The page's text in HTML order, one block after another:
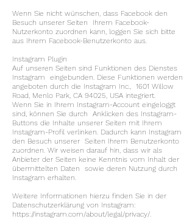
Wenn Sie nicht wünschen, dass Facebook den
Besuch unserer Seiten Ihrem Facebook-
Nutzerkonto zuordnen kann, loggen Sie sich bitte
aus Ihrem Facebook-Benutzerkonto aus.
Instagram Plugin
Auf unseren Seiten sind Funktionen des Dienstes
Instagram eingebunden. Diese Funktionen werden
angeboten durch die Instagram Inc., 1601 Willow
Road, Menlo Park, CA 94025, USA integriert.
Wenn Sie in Ihrem Instagram-Account eingeloggt
sind, können Sie durch Anklicken des Instagram-
Buttons die Inhalte unserer Seiten mit Ihrem
Instagram-Profil verlinken. Dadurch kann Instagram
den Besuch unserer Seiten Ihrem Benutzerkonto
zuordnen. Wir weisen darauf hin, dass wir als
Anbieter der Seiten keine Kenntnis vom Inhalt der
übermittelten Daten sowie deren Nutzung durch
Instagram erhalten.
Weitere Informationen hierzu finden Sie in der
Datenschutzerklärung von Instagram:
https://instagram.com/about/legal/privacy/.